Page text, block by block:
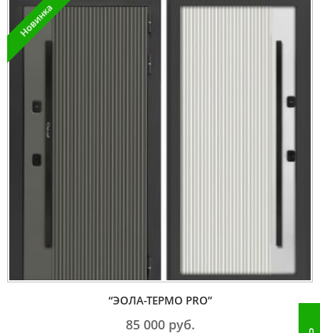
Новинка
“ЭОЛА-ТЕРМО PRO”
85 000руб.